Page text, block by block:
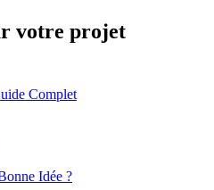
votre projet
Complet
Idée ?